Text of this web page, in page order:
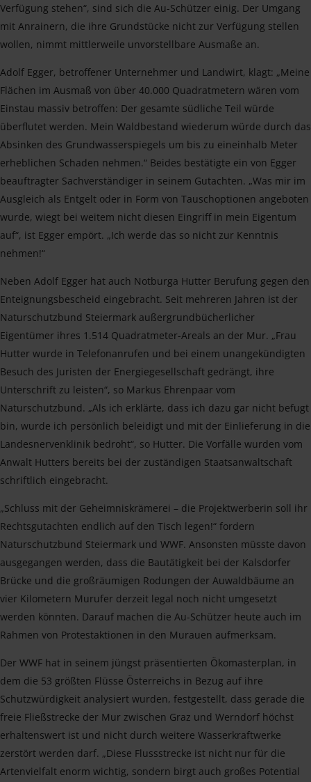
Verfügung stehen“, sind sich die Au-Schützer einig. Der Umgang
mit Anrainern, die ihre Grundstücke nicht zur Verfügung stellen
wollen, nimmt mittlerweile unvorstellbare Ausmaße an.
Adolf Egger, betroffener Unternehmer und Landwirt, klagt: „Meine
Flächen im Ausmaß von über 40.000 Quadratmetern wären vom
Einstau massiv betroffen: Der gesamte südliche Teil würde
überflutet werden. Mein Waldbestand wiederum würde durch das
Absinken des Grundwasserspiegels um bis zu eineinhalb Meter
erheblichen Schaden nehmen.“ Beides bestätigte ein von Egger
beauftragter Sachverständiger in seinem Gutachten. „Was mir im
Ausgleich als Entgelt oder in Form von Tauschoptionen angeboten
wurde, wiegt bei weitem nicht diesen Eingriff in mein Eigentum
auf“, ist Egger empört. „Ich werde das so nicht zur Kenntnis
nehmen!“
Neben Adolf Egger hat auch Notburga Hutter Berufung gegen den
Enteignungsbescheid eingebracht. Seit mehreren Jahren ist der
Naturschutzbund Steiermark außergrundbücherlicher
Eigentümer ihres 1.514 Quadratmeter-Areals an der Mur. „Frau
Hutter wurde in Telefonanrufen und bei einem unangekündigten
Besuch des Juristen der Energiegesellschaft gedrängt, ihre
Unterschrift zu leisten“, so Markus Ehrenpaar vom
Naturschutzbund. „Als ich erklärte, dass ich dazu gar nicht befugt
bin, wurde ich persönlich beleidigt und mit der Einlieferung in die
Landesnervenklinik bedroht“, so Hutter. Die Vorfälle wurden vom
Anwalt Hutters bereits bei der zuständigen Staatsanwaltschaft
schriftlich eingebracht.
„Schluss mit der Geheimniskrämerei – die Projektwerberin soll ihr
Rechtsgutachten endlich auf den Tisch legen!“ fordern
Naturschutzbund Steiermark und WWF. Ansonsten müsste davon
ausgegangen werden, dass die Bautätigkeit bei der Kalsdorfer
Brücke und die großräumigen Rodungen der Auwaldbäume an
vier Kilometern Murufer derzeit legal noch nicht umgesetzt
werden könnten. Darauf machen die Au-Schützer heute auch im
Rahmen von Protestaktionen in den Murauen aufmerksam.
Der WWF hat in seinem jüngst präsentierten Ökomasterplan, in
dem die 53 größten Flüsse Österreichs in Bezug auf ihre
Schutzwürdigkeit analysiert wurden, festgestellt, dass gerade die
freie Fließstrecke der Mur zwischen Graz und Werndorf höchst
erhaltenswert ist und nicht durch weitere Wasserkraftwerke
zerstört werden darf. „Diese Flussstrecke ist nicht nur für die
Artenvielfalt enorm wichtig, sondern birgt auch großes Potential